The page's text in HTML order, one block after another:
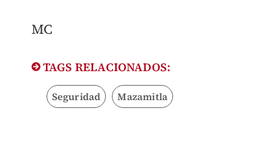
MC
TAGS RELACIONADOS:
Seguridad Mazamitla